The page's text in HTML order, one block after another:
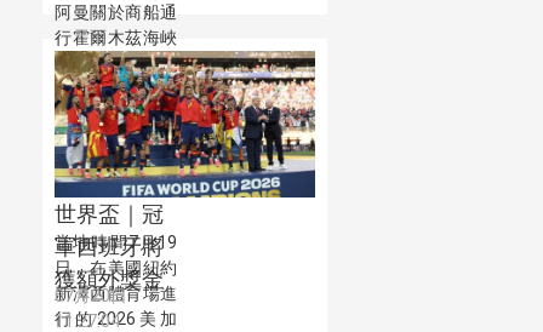
阿曼關於商船通
行霍爾木茲海峽
的協議已接近最
終敲定。
世界盃｜冠
軍西班牙將
獲額外獎金
當地時間7月19
日，在美國紐約
新澤西體育場進
行的2026美加
07月20日
11:27:04